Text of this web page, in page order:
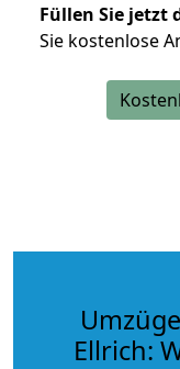
Füllen Sie jetzt
Sie kostenlose
Ellrich: